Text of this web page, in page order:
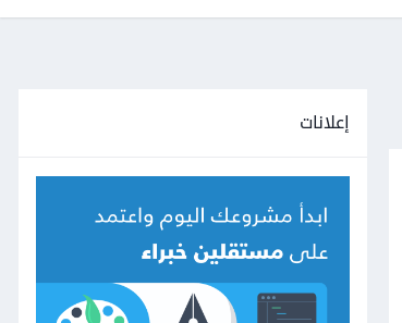
إعلانات